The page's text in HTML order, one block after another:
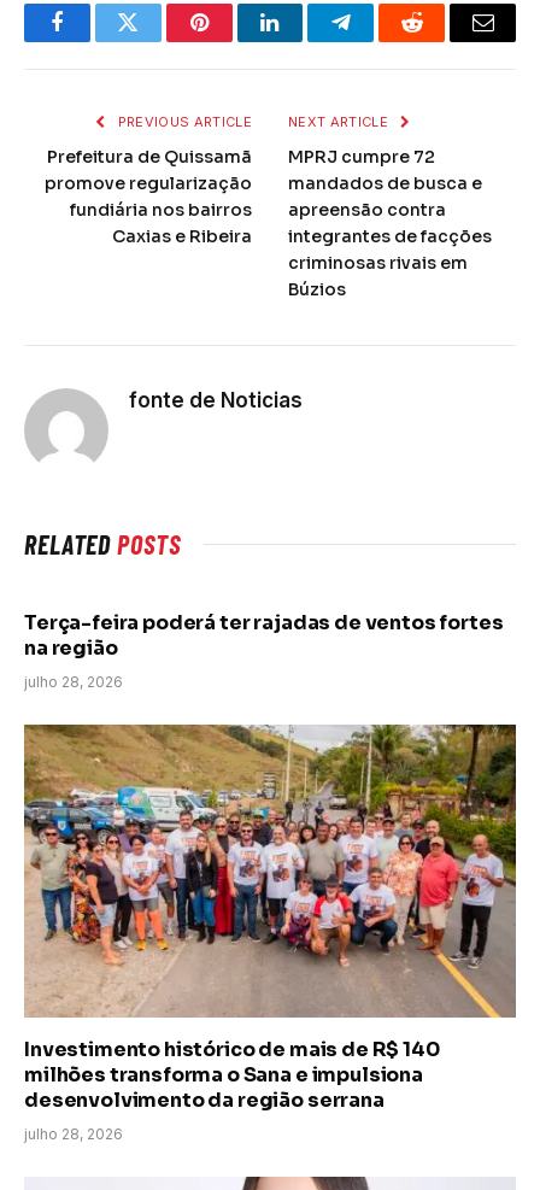
FacebookTwitter PinterestLinkedInTelegramReddit Email
PREVIOUS ARTICLE
Prefeitura de Quissamã
promove regularização
fundiária nos bairros
Caxias e Ribeira
NEXT ARTICLE
MPRJ cumpre 72
mandados de busca e
apreensão contra
integrantes de facções
criminosas rivais em
Búzios
fonte de Noticias
RELATEDPOSTS
Terça-feira poderá ter rajadas de ventos fortes
na região
julho 28, 2026
Investimento histórico de mais de R$ 140
milhões transforma o Sana e impulsiona
desenvolvimento da região serrana
julho 28, 2026